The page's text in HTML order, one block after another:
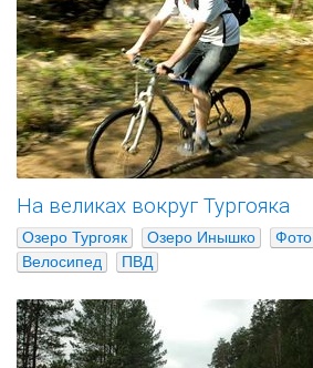
На великах вокруг Тургояка
Озеро Тургояк Озеро Инышко Фото
Велосипед
ПВД